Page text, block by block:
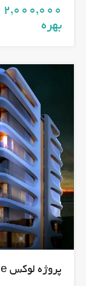
بهره
پروژه لوکس Petek Residance